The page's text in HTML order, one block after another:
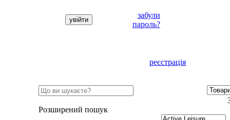
забули
пароль?
реєстрація
Розширений пошук